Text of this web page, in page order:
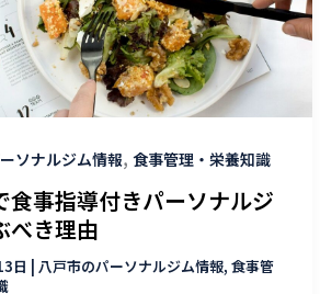
ソナルジム情報, 食事管理・栄養知識
食事指導付きパーソナルジ
べき理由
日 | 八戸市のパーソナルジム情報, 食事管